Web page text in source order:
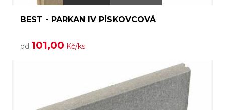
BEST - PARKAN IV PÍSKOVCOVÁ
od 101,00 Kč/ks